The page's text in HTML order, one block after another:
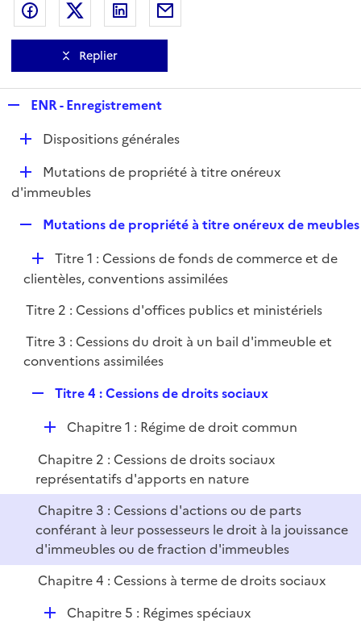
Partager sur Facebook
Partager sur Twitter
Partager sur LinkedIn
Replier
p
l
i
e
r
ENR - Enregistrement
D
l
r
Dispositions générales
D
é
i
e
r
Mutations de propriété à titre onéreux
d'immeubles
p
l
i
e
r
Mutations de propriété à titre onéreux de meubles
D
é
l
i
e
Titre 1 : Cessions de fonds de commerce et de
clientèles, conventions assimilées
Titre 2 : Cessions d'offices publics et ministériels
Titre 3 : Cessions du droit à un bail d'immeuble et
conventions assimilées
p
l
i
e
r
Titre 4 : Cessions de droits sociaux
D
p
l
i
e
r
Chapitre 1 : Régime de droit commun
Chapitre 2 : Cessions de droits sociaux
représentatifs d'apports en nature
Chapitre 3 : Cessions d'actions ou de parts
conférant à leur possesseurs le droit à la jouissance
d'immeubles ou de fraction d'immeubles
Chapitre 4 : Cessions à terme de droits sociaux
DChapitre 5 : Régimes spéciaux